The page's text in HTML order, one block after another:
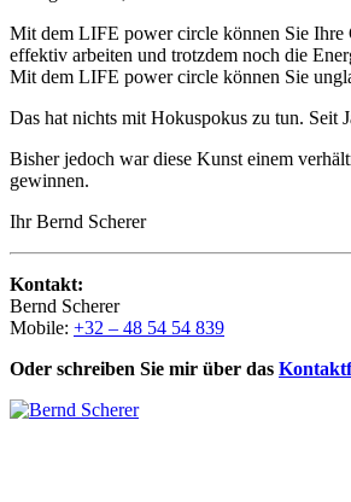
Mit dem LIFE power circle können Sie Ihre
effektiv arbeiten und trotzdem noch die
Mit dem LIFE power circle können Sie
Das hat nichts mit Hokuspokus zu tun. Seit
Bisher jedoch war diese Kunst einem
gewinnen.
Ihr Bernd Scherer
Kontakt:
Bernd Scherer
Mobile: +32 – 48 54 54 839
Oder schreiben Sie mir über das